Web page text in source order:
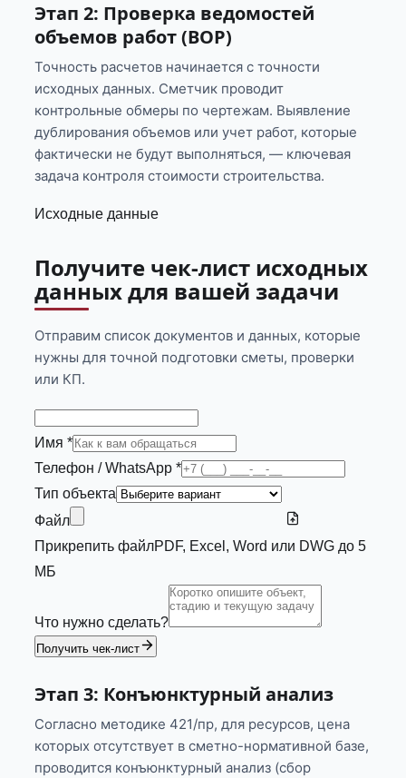
Этап 2: Проверка ведомостей
объемов работ (ВОР)
Точность расчетов начинается с точности
исходных данных. Сметчик проводит
контрольные обмеры по чертежам. Выявление
дублирования объемов или учет работ, которые
фактически не будут выполняться, — ключевая
задача контроля стоимости строительства.
Исходные данные
Получите чек-лист исходных
данных для вашей задачи
Отправим список документов и данных, которые
нужны для точной подготовки сметы, проверки
или КП.
Имя *
Телефон / WhatsApp *
Тип объекта
Файл
Прикрепить файлPDF, Excel, Word или DWG до 5
МБ
Что нужно сделать?
Получить чек-лист
Этап 3: Конъюнктурный анализ
Согласно методике 421/пр, для ресурсов, цена
которых отсутствует в сметно-нормативной базе,
проводится конъюнктурный анализ (сбор